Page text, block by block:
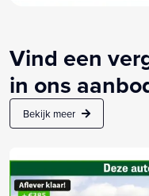
Vind een
in ons
Bekijk meer